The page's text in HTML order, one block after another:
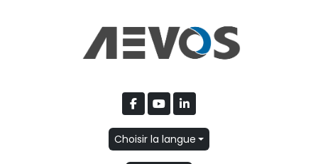
facebook
youtubelinkedin
Choisir la langue